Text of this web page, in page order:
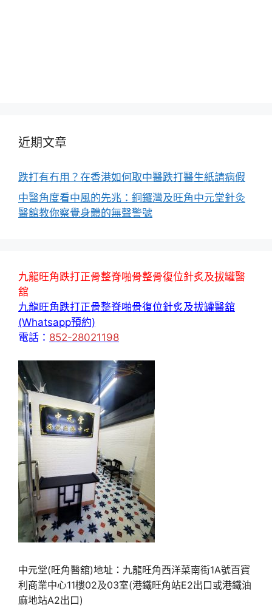
近期文章
跌打有冇用？在香港如何取中醫跌打醫生紙請病假
中醫角度看中風的先兆：銅鑼灣及旺角中元堂針灸
醫館教你察覺身體的無聲警號
九龍旺角跌打正骨整脊啪骨整骨復位針炙及拔罐醫
舘
九龍旺角跌打正骨整脊啪骨復位針炙及拔罐醫舘
(Whatsapp預約)
電話： 852-28021198
中元堂(旺角醫舘)地址：九龍旺角西洋菜南街1A號百寶
利商業中心11樓02及03室(港鐵旺角站E2出口或港鐵油
麻地站A2出口)